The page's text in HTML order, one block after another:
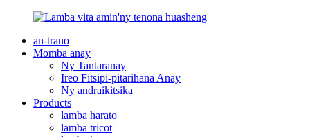
an-trano
Momba anay
Ny Tantaranay
Ireo Fitsipi-pitarihana Anay
Ny andraikitsika
Products
lamba harato
lamba tricot